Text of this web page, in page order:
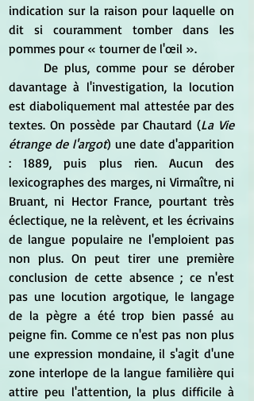
indication sur la raison pour laquelle on
dit si couramment tomber dans les
pommes pour « tourner de l'œil ».
davantage à l'investigation, la locution
est diaboliquement mal attestée par des
textes. On possède par Chautard (La Vie
étrange de l'argot) une date d'apparition
: 1889, puis plus rien. Aucun des
lexicographes des marges, ni Virmaître, ni
Bruant, ni Hector France, pourtant très
éclectique, ne la relèvent, et les écrivains
de langue populaire ne l'emploient pas
non plus. On peut tirer une première
conclusion de cette absence ; ce n'est
pas une locution argotique, le langage
de la pègre a été trop bien passé au
peigne fin. Comme ce n'est pas non plus
une expression mondaine, il s'agit d'une
zone interlope de la langue familière qui
attire peu l'attention, la plus difficile à